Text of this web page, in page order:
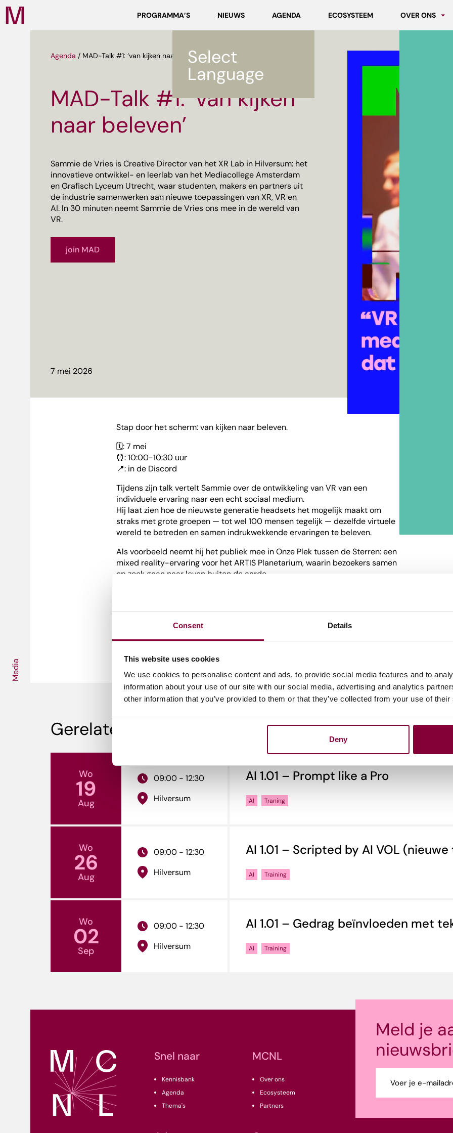
Consent Details
This website uses cookies
We use cookies to personalise content and ads, to provide social media features and to
information about your use of our site with our social media, advertising and analytics
other information that you’ve provided to them or that they’ve collected from your use of
Deny
Media
Campus
PROGRAMMA’S NIEUWS AGENDA ECOSYSTEEM OVER ONS
Werken bij
Media
Select
Language
Agenda / MAD-Talk #1: ‘van kijken naar beleven’
MAD-Talk #1: ‘van kijken
naar beleven’
Sammie de Vries is Creative Director van het XR Lab in Hilversum: het
innovatieve ontwikkel- en leerlab van het Mediacollege Amsterdam
en Grafisch Lyceum Utrecht, waar studenten, makers en partners uit
de industrie samenwerken aan nieuwe toepassingen van XR, VR en
AI. In 30 minuten neemt Sammie de Vries ons mee in de wereld van
VR.
join MAD
7 mei 2026
Stap door het scherm: van kijken naar beleven.
🗓️: 7 mei
⏰: 10:00-10:30 uur
📍: in de Discord
Tijdens zijn talk vertelt Sammie over de ontwikkeling van VR van een
individuele ervaring naar een echt sociaal medium.
Hij laat zien hoe de nieuwste generatie headsets het mogelijk maakt om
straks met grote groepen — tot wel 100 mensen tegelijk — dezelfde virtuele
wereld te betreden en samen indrukwekkende ervaringen te beleven.
Als voorbeeld neemt hij het publiek mee in Onze Plek tussen de Sterren: een
mixed reality-ervaring voor het ARTIS Planetarium, waarin bezoekers samen
op zoek gaan naar leven buiten de aarde.
Gerelateerde events
Wo
19
Aug
09:00 - 12:30
Hilversum
AI 1.01 – Prompt like a Pro
AI Traning
Wo
26
Aug
09:00 - 12:30
Hilversum
AI 1.01 – Scripted by AI VOL
AI Training
Wo
02
Sep
09:00 - 12:30
Hilversum
AI 1.01 – Gedrag beïnvloeden met
AI Training
Snel naar
Kennisbank
Agenda
Thema's
MCNL
Over ons
Ecosysteem
Partners
Meld je
mailadres
(Vereist)